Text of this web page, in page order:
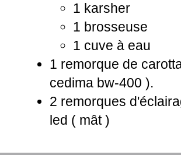
1 karsher
1 brosseuse
1 cuve à eau
1 remorque de
cedima bw-400 ).
2 remorques
led ( mât )